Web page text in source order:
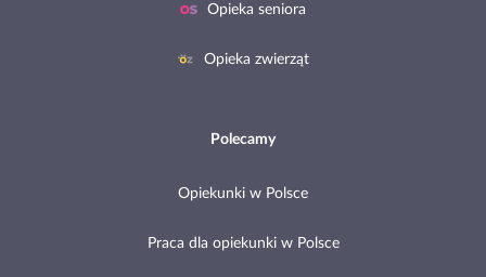
Opieka seniora
Opieka zwierząt
Polecamy
Opiekunki w Polsce
Praca dla opiekunki w Polsce